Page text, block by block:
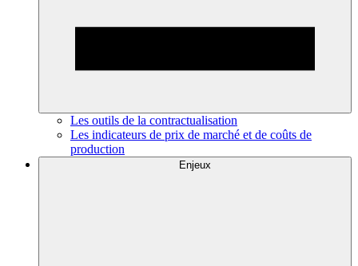
Les outils de la contractualisation
Les indicateurs de prix de marché et de coûts de
production
Enjeux